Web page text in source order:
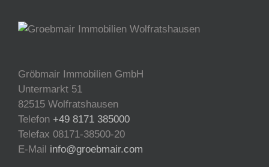
Gröbmair Immobilien GmbH
Untermarkt 51
82515 Wolfratshausen
Telefon +49 8171 385000
Telefax 08171-38500-20
E-Mail info@groebmair.com